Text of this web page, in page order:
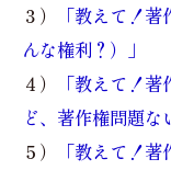
３）
「教えて！
んな権利？）」
４）
「教えて！
ど、著作権問題な
５）
「教えて！